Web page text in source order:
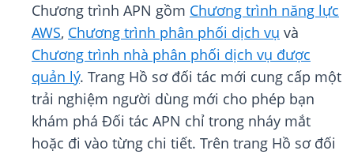
Chương trình APN gồm Chương trình năng lực
AWS, Chương trình phân phối dịch vụ và
Chương trình nhà phân phối dịch vụ được
quản lý. Trang Hồ sơ đối tác mới cung cấp một
trải nghiệm người dùng mới cho phép bạn
khám phá Đối tác APN chỉ trong nháy mắt
hoặc đi vào từng chi tiết. Trên trang Hồ sơ đối